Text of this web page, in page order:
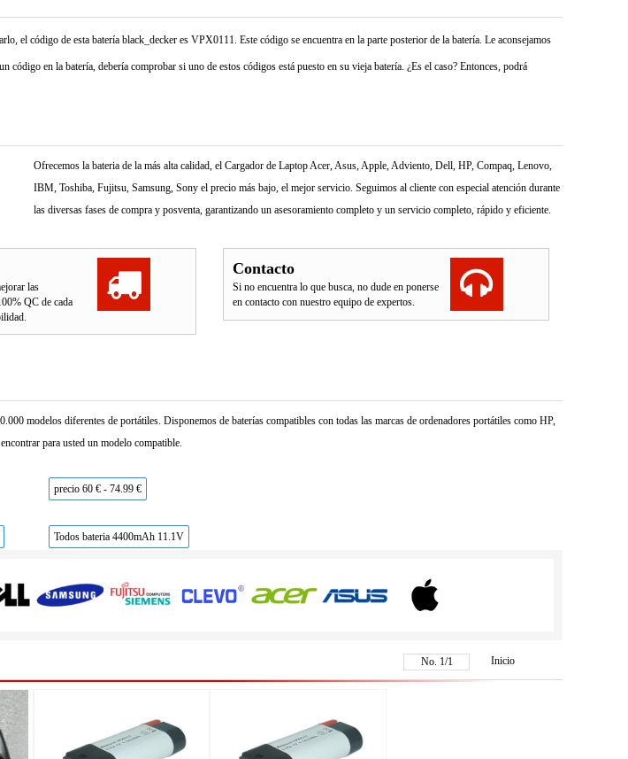
el código de esta batería black_decker es VPX0111. Este código se encuentra en la parte posterior de la batería. Le aconsejamos
en la batería, debería comprobar si uno de estos códigos está puesto en su vieja batería. ¿Es el caso? Entonces, podrá
Ofrecemos la bateria de la más alta calidad, el Cargador de Laptop Acer, Asus, Apple, Adviento, Dell, HP, Compaq, Lenovo,
IBM, Toshiba, Fujitsu, Samsung, Sony el precio más bajo, el mejor servicio. Seguimos al cliente con especial atención durante
las diversas fases de compra y posventa, garantizando un asesoramiento completo y un servicio completo, rápido y eficiente.
las
QC de cada
Contacto
Si no encuentra lo que busca, no dude en ponerse
en contacto con nuestro equipo de expertos.
modelos diferentes de portátiles. Disponemos de baterías compatibles con todas las marcas de ordenadores portátiles como HP,
para usted un modelo compatible.
precio 60 € - 74.99 €
Todos bateria 4400mAh 11.1V
No. 1/1 Inicio